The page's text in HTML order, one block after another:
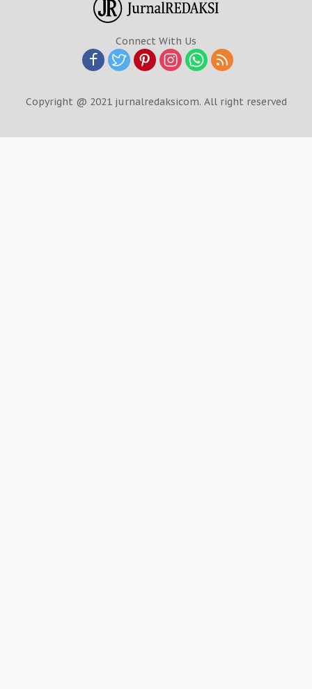
Connect With Us
Copyright @ 2021 jurnalredaksicom. All right reserved